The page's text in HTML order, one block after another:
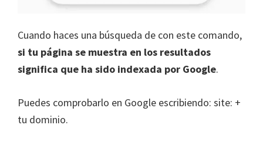
Cuando haces una búsqueda de con este comando,
si tu página se muestra en los resultados
significa que ha sido indexada por Google.
Puedes comprobarlo en Google escribiendo: site: +
tu dominio.